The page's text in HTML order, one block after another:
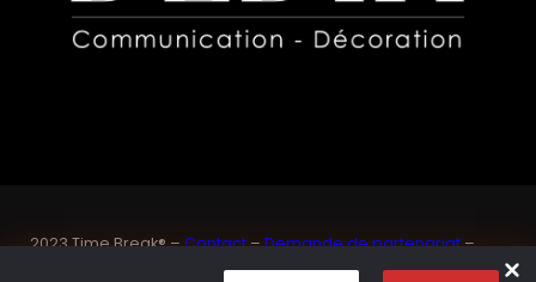
2023 Time Break® –Contact–Demande de partenariat–
Sponsoriser un joueur de padel français